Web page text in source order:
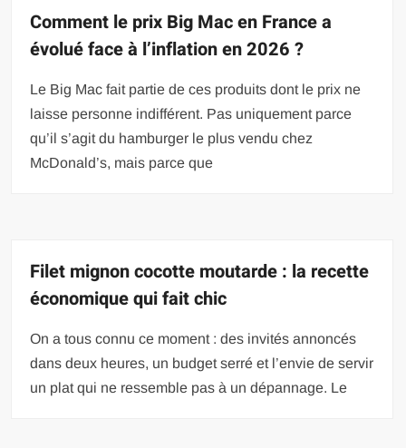
Comment le prix Big Mac en France a
évolué face à l’inflation en 2026 ?
Le Big Mac fait partie de ces produits dont le prix ne
laisse personne indifférent. Pas uniquement parce
qu’il s’agit du hamburger le plus vendu chez
McDonald’s, mais parce que
Filet mignon cocotte moutarde : la recette
économique qui fait chic
On a tous connu ce moment : des invités annoncés
dans deux heures, un budget serré et l’envie de servir
un plat qui ne ressemble pas à un dépannage. Le